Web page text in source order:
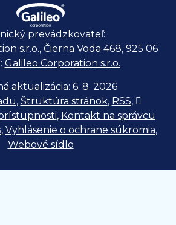
prevádzkovateľ:
s.r.o., Čierna Voda 468, 925 06
Galileo Corporation s.r.o.
aktualizácia: 6. 8. 2026
, Štruktúra stránok, RSS,
, Kontakt na správcu
, Vyhlásenie o ochrane súkromia,
Webové sídlo